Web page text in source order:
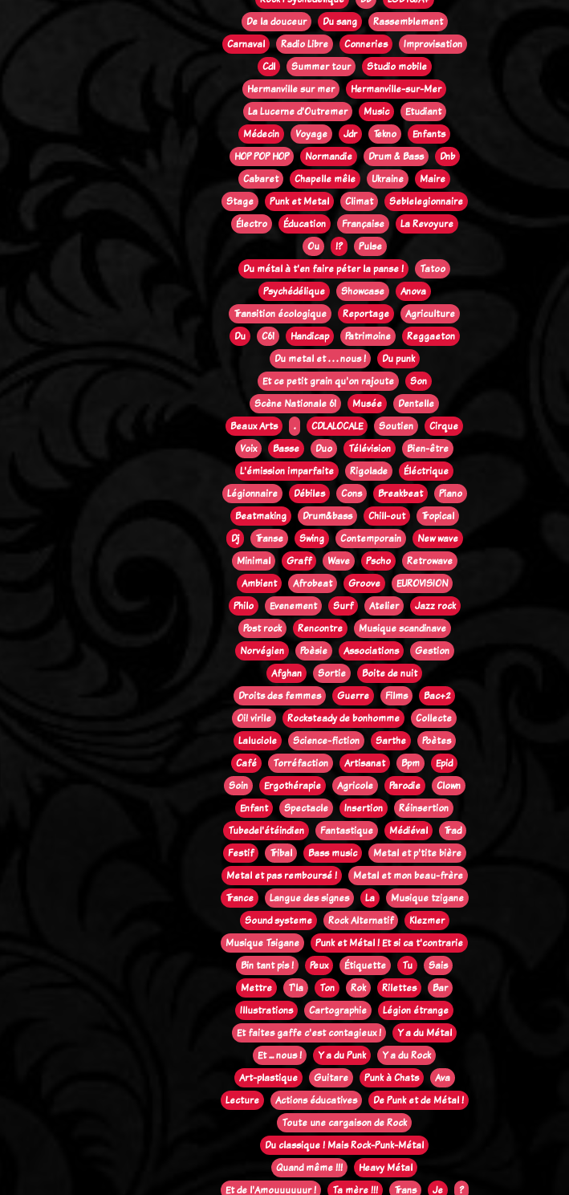
De la douceur
Du sang
Rassemblement
Carnaval
Radio Libre Conneries
Improvisation
Cdl
Summer tour
Studio mobile
Hermanville sur mer
Hermanville-sur-Mer
La Lucerne d'Outremer
Music
Etudiant
Médecin
Voyage Jdr Tekno
Enfants
HOP POP HOP
Normandie Drum & Bass
Dnb
Cabaret
Chapelle mêle Ukraine
Maire
Stage
Punk et Metal Climat
Seblelegionnaire
Électro
Éducation Française
La Revoyure
Ou
!?
Pulse
Du métal à t'en faire péter la panse !
Tatoo
Psychédélique
Showcase
Anova
Transition écologique
Reportage
Agriculture
Du
C61 Handicap Patrimoine
Reggaeton
Du metal et . . . nous !
Du punk
Et ce petit grain qu'on rajoute
Son
Scène Nationale 61
Musée
Dentelle
Beaux Arts
. CDLALOCALE Soutien
Cirque
Voix
Basse Duo Télévision
Bien-être
L'émission imparfaite
Rigolade
Éléctrique
Légionnaire
Débiles Cons Breakbeat
Piano
Beatmaking
Drum&bass Chill-out
Tropical
Dj
Transe Swing Contemporain
New wave
Minimal
Graff Wave Pscho
Retrowave
Ambient
Afrobeat Groove
EUROVISION
Philo
Evenement Surf Atelier
Jazz rock
Post rock
Rencontre
Musique scandinave
Norvégien
Poèsie Associations
Gestion
Afghan
Sortie
Boite de nuit
Droits des femmes
Guerre Films
Bac+2
Oi! virile
Rocksteady de bonhomme
Collecte
Laluciole
Science-fiction Sarthe
Poètes
Café
Torréfaction Artisanat Bpm
Epid
Soin
Ergothérapie Agricole Parodie
Clown
Enfant
Spectacle Insertion
Réinsertion
Tubedel'étéindien
Fantastique Médiéval
Trad
Festif
Tribal Bass music
Metal et p'tite bière
Metal et pas remboursé !
Metal et mon beau-frère
Trance
Langue des signes La
Musique tzigane
Sound systeme
Rock Alternatif
Klezmer
Musique Tsigane
Punk et Métal ! Et si ca t'contrarie
Bin tant pis !
Peux Étiquette Tu
Sais
Mettre
T'la Ton Rok Rilettes
Bar
Illustrations
Cartographie
Légion étrange
Et faites gaffe c'est contagieux !
Y a du Métal
Et ... nous !
Y a du Punk
Y a du Rock
Art-plastique
Guitare Punk à Chats
Ava
Lecture
Actions éducatives
De Punk et de Métal !
Toute une cargaison de Rock
Du classique ! Mais Rock-Punk-Métal
Quand même !!!
Heavy Métal
Et de l'Amouuuuuur !
Ta mère !!! Trans Je ?